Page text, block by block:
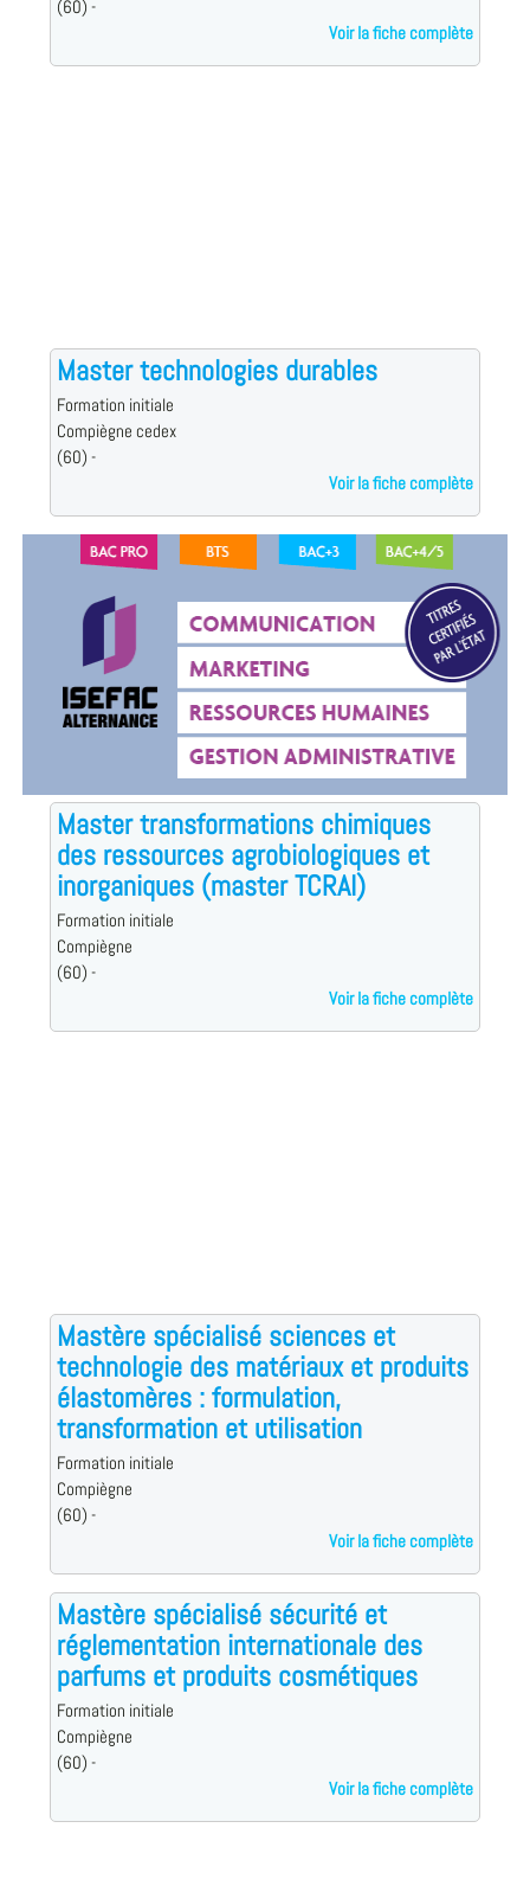
(60) -
Voir la fiche complète
Master technologies durables
Formation initiale
Compiègne cedex
(60) -
Voir la fiche complète
Master transformations chimiques
des ressources agrobiologiques et
inorganiques (master TCRAI)
Formation initiale
Compiègne
(60) -
Voir la fiche complète
Mastère spécialisé sciences et
technologie des matériaux et produits
élastomères : formulation,
transformation et utilisation
Formation initiale
Compiègne
(60) -
Voir la fiche complète
Mastère spécialisé sécurité et
réglementation internationale des
parfums et produits cosmétiques
Formation initiale
Compiègne
(60) -
Voir la fiche complète